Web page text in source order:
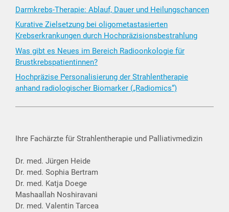
Darmkrebs-Therapie: Ablauf, Dauer und Heilungschancen
Kurative Zielsetzung bei oligometastasierten
Krebserkrankungen durch Hochpräzisionsbestrahlung
Was gibt es Neues im Bereich Radioonkologie für
Brustkrebspatientinnen?
Hochpräzise Personalisierung der Strahlentherapie
anhand radiologischer Biomarker („Radiomics“)
Ihre Fachärzte für Strahlentherapie und Palliativmedizin
Dr. med. Jürgen Heide
Dr. med. Sophia Bertram
Dr. med. Katja Doege
Mashaallah Noshiravani
Dr. med. Valentin Tarcea